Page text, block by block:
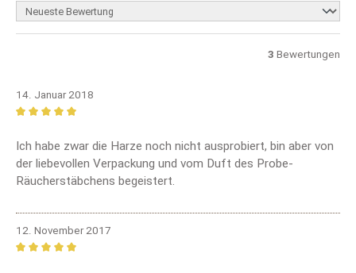
3 Bewertungen
14. Januar 2018
Ich habe zwar die Harze noch nicht ausprobiert, bin aber von
der liebevollen Verpackung und vom Duft des Probe-
Räucherstäbchens begeistert.
12. November 2017